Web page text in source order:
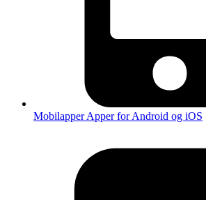
MobilapperApper for Android og iOS